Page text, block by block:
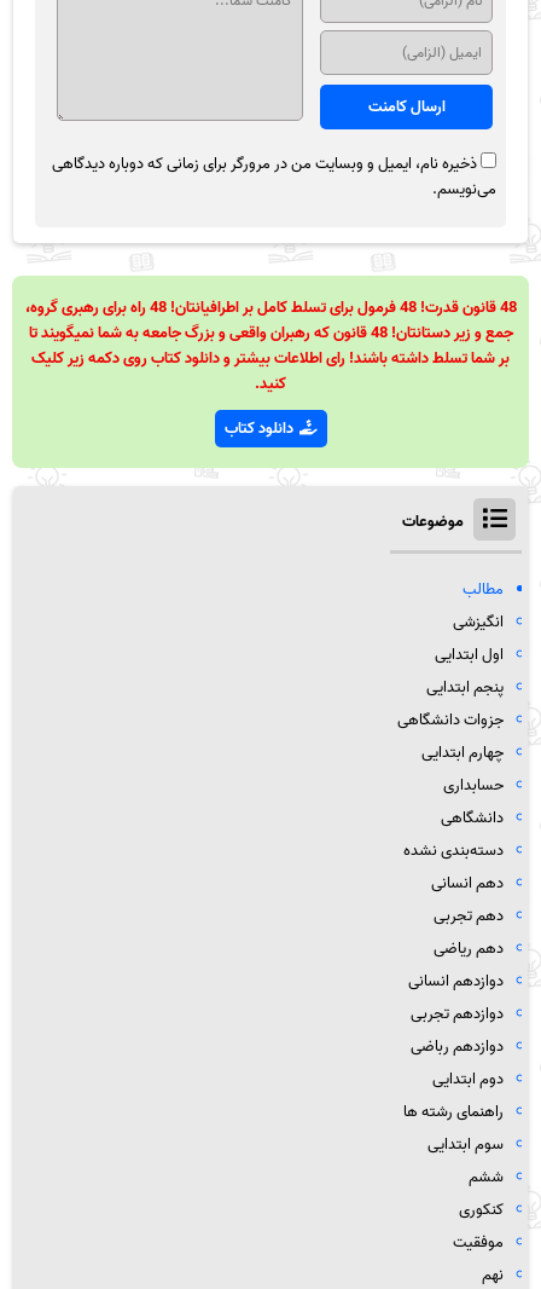
ذخیره نام، ایمیل و وبسایت من در مرورگر برای زمانی که دوباره دیدگاهی
می‌نویسم.
48 قانون قدرت! 48 فرمول برای تسلط کامل بر اطرافیانتان! 48 راه برای رهبری گروه،
جمع و زیر دستانتان! 48 قانون که رهبران واقعی و بزرگ جامعه به شما نمیگویند تا
بر شما تسلط داشته باشند! رای اطلاعات بیشتر و دانلود کتاب روی دکمه زیر کلیک
کنید.
دانلود کتاب
موضوعات
مطالب
انگیزشی
اول ابتدایی
پنجم ابتدایی
جزوات دانشگاهی
چهارم ابتدایی
حسابداری
دانشگاهی
دسته‌بندی نشده
دهم انسانی
دهم تجربی
دهم ریاضی
دوازدهم انسانی
دوازدهم تجربی
دوازدهم رباضی
دوم ابتدایی
راهنمای رشته ها
سوم ابتدایی
ششم
کنکوری
موفقیت
نهم